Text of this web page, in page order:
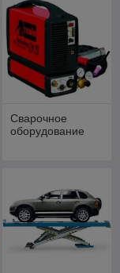
Сварочное
оборудование